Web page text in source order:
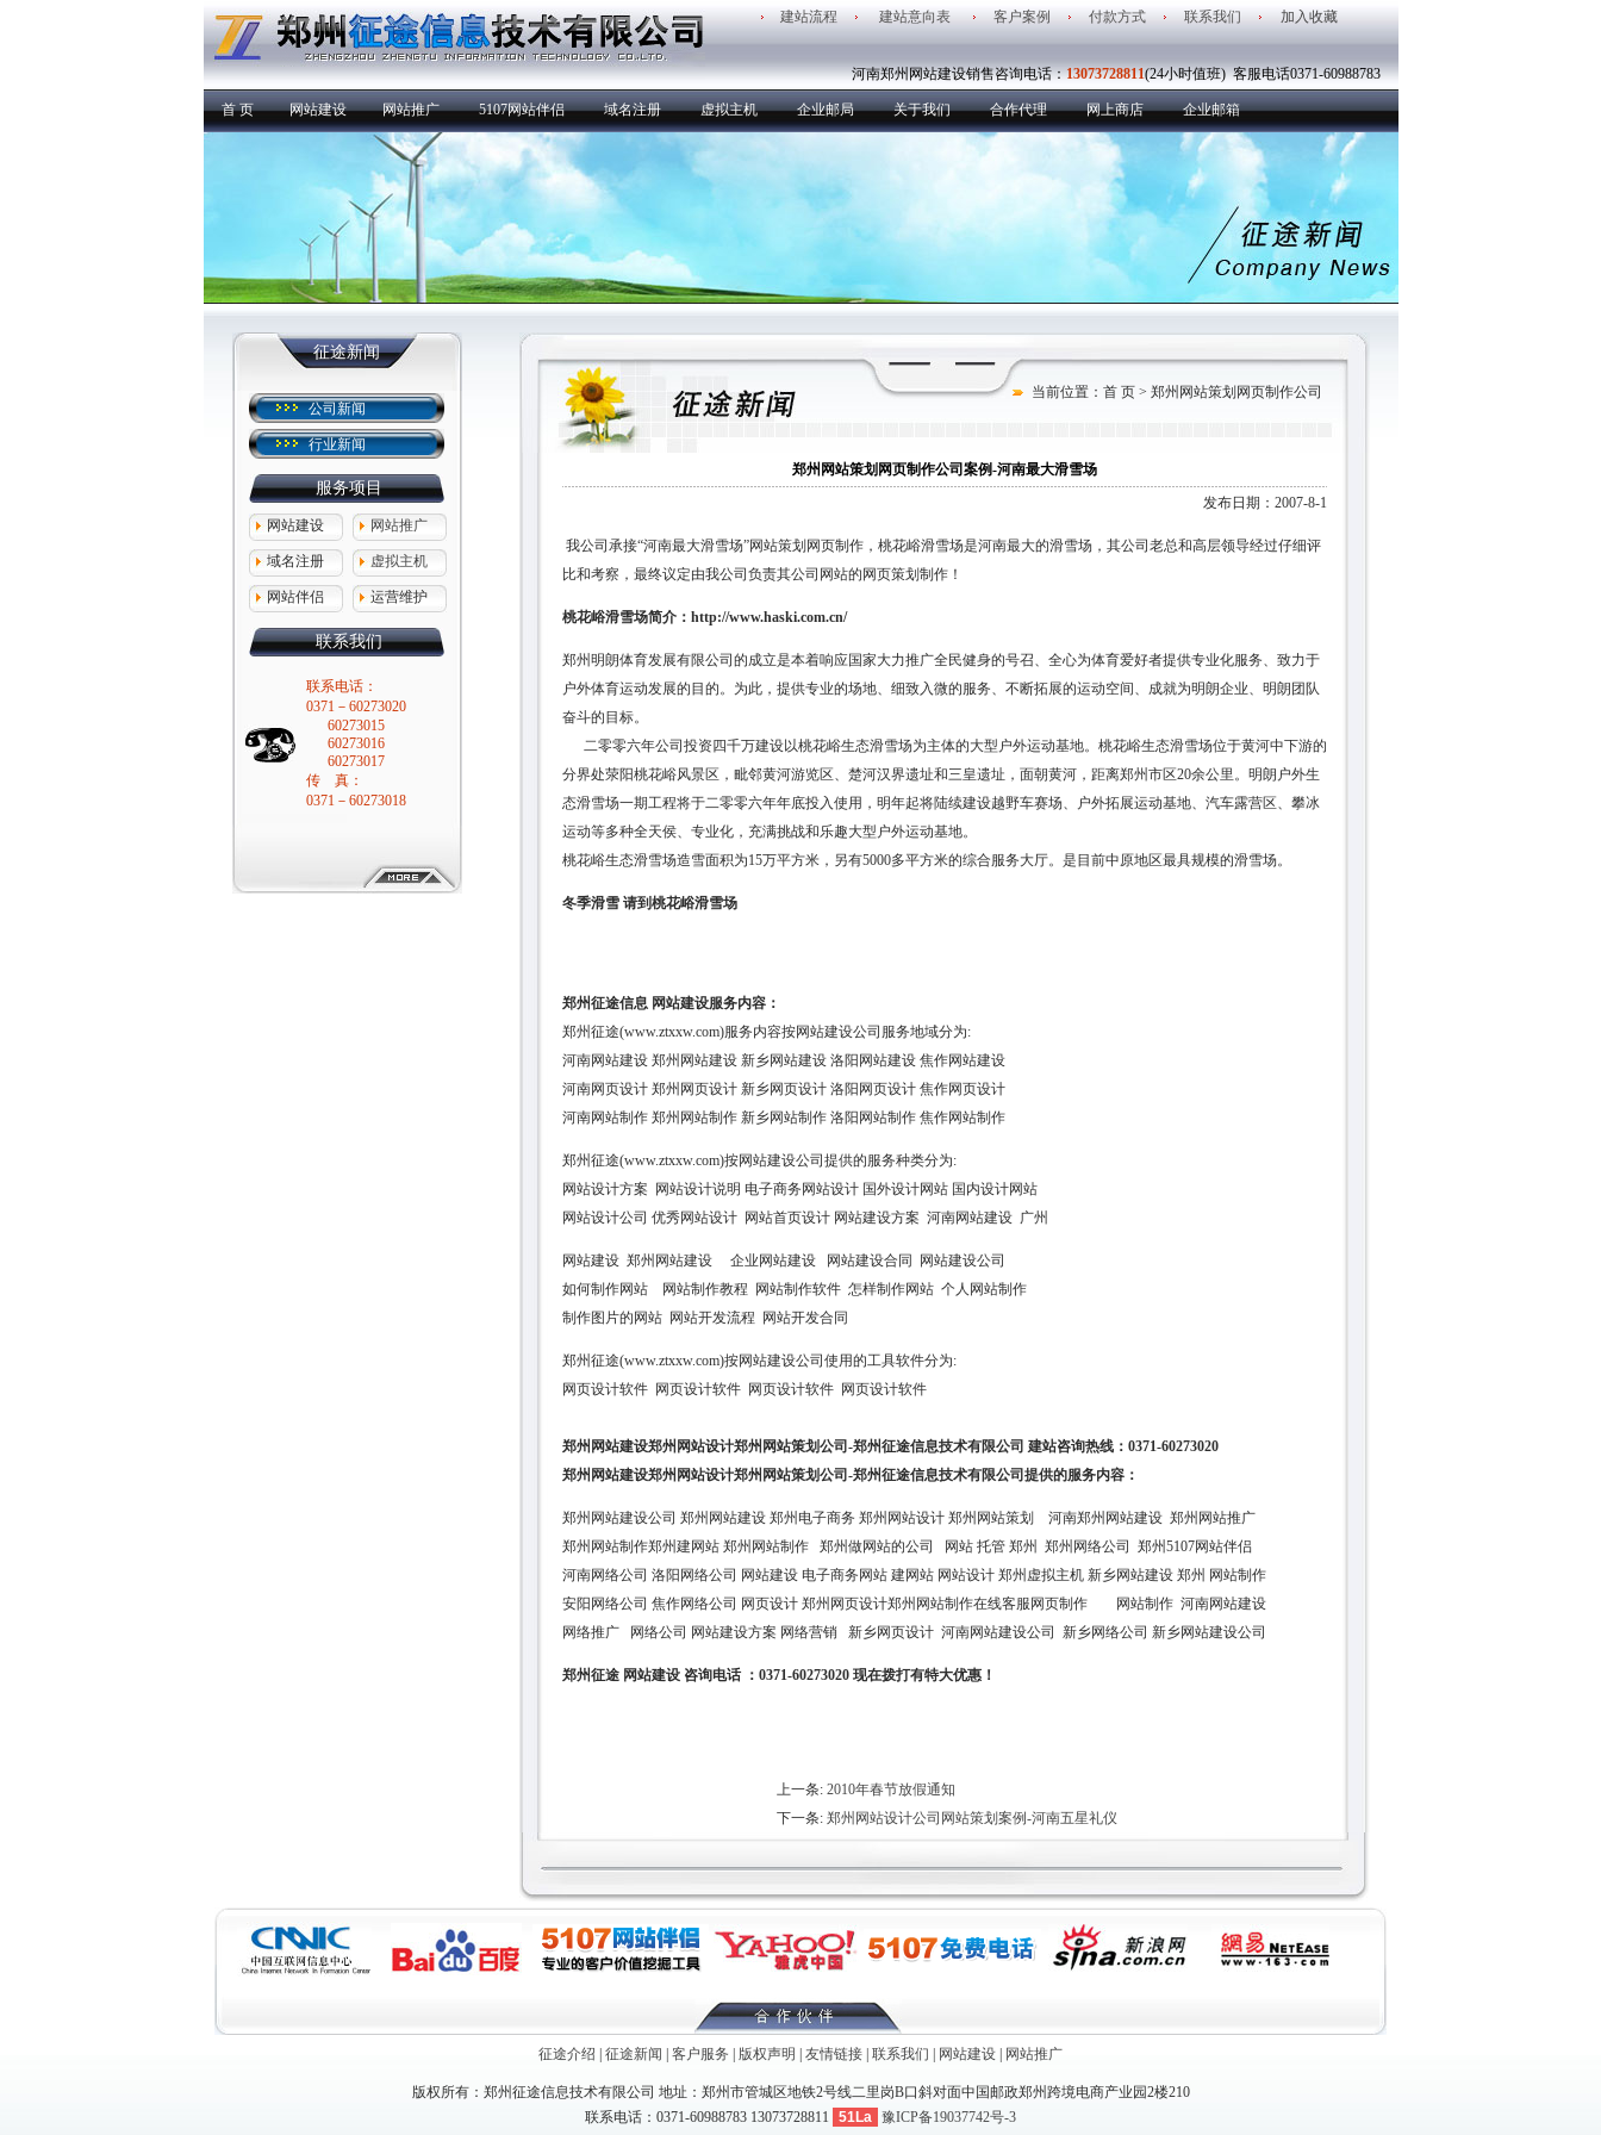
建站流程 建站意向表 客户案例 付款方式 联系我们 加入收藏
河南郑州网站建设销售咨询电话：13073728811(24小时值班) 客服电话0371-60988783
首 页 网站建设 网站推广 5107网站伴侣 域名注册 虚拟主机 企业邮局 关于我们 合作代理 网上商店 企业邮箱
征途新闻
公司新闻
行业新闻
服务项目
网站建设 网站推广
域名注册 虚拟主机
网站伴侣 运营维护
联系我们
联系电话：
0371－60273020
60273015
60273016
60273017
传 真：
0371－60273018
当前位置： 首 页> 郑州网站策划网页制作公司
郑州网站策划网页制作公司案例-河南最大滑雪场
发布日期：2007-8-1
我公司承接“河南最大滑雪场”网站策划网页制作，桃花峪滑雪场是河南最大的滑雪场，其公司老总和高层领导经过仔细评
比和考察，最终议定由我公司负责其公司网站的网页策划制作！
桃花峪滑雪场简介： http://www.haski.com.cn/
郑州明朗体育发展有限公司的成立是本着响应国家大力推广全民健身的号召、全心为体育爱好者提供专业化服务、致力于
户外体育运动发展的目的。为此，提供专业的场地、细致入微的服务、不断拓展的运动空间、成就为明朗企业、明朗团队
奋斗的目标。
二零零六年公司投资四千万建设以桃花峪生态滑雪场为主体的大型户外运动基地。桃花峪生态滑雪场位于黄河中下游的
分界处荥阳桃花峪风景区，毗邻黄河游览区、楚河汉界遗址和三皇遗址，面朝黄河，距离郑州市区20余公里。明朗户外生
态滑雪场一期工程将于二零零六年年底投入使用，明年起将陆续建设越野车赛场、户外拓展运动基地、汽车露营区、攀冰
运动等多种全天侯、专业化，充满挑战和乐趣大型户外运动基地。
桃花峪生态滑雪场造雪面积为15万平方米，另有5000多平方米的综合服务大厅。是目前中原地区最具规模的滑雪场。
冬季滑雪 请到桃花峪滑雪场
郑州征途信息 网站建设服务内容：
郑州征途(www.ztxxw.com)服务内容按网站建设公司服务地域分为:
河南网站建设 郑州网站建设 新乡网站建设 洛阳网站建设 焦作网站建设
河南网页设计 郑州网页设计 新乡网页设计 洛阳网页设计 焦作网页设计
河南网站制作 郑州网站制作 新乡网站制作 洛阳网站制作 焦作网站制作
郑州征途(www.ztxxw.com)按网站建设公司提供的服务种类分为:
网站设计方案 网站设计说明 电子商务网站设计 国外设计网站 国内设计网站
网站设计公司 优秀网站设计 网站首页设计 网站建设方案 河南网站建设 广州
网站建设 郑州网站建设 企业网站建设 网站建设合同 网站建设公司
如何制作网站 网站制作教程 网站制作软件 怎样制作网站 个人网站制作
制作图片的网站 网站开发流程 网站开发合同
郑州征途(www.ztxxw.com)按网站建设公司使用的工具软件分为:
网页设计软件 网页设计软件 网页设计软件 网页设计软件
郑州网站建设郑州网站设计郑州网站策划公司-郑州征途信息技术有限公司 建站咨询热线：0371-60273020
郑州网站建设郑州网站设计郑州网站策划公司-郑州征途信息技术有限公司提供的服务内容：
郑州网站建设公司 郑州网站建设 郑州电子商务 郑州网站设计 郑州网站策划 河南郑州网站建设 郑州网站推广
郑州网站制作郑州建网站 郑州网站制作 郑州做网站的公司 网站 托管 郑州 郑州网络公司 郑州5107网站伴侣
河南网络公司 洛阳网络公司 网站建设 电子商务网站 建网站 网站设计 郑州虚拟主机 新乡网站建设 郑州 网站制作
安阳网络公司 焦作网络公司 网页设计 郑州网页设计郑州网站制作在线客服网页制作 网站制作 河南网站建设
网络推广 网络公司 网站建设方案 网络营销 新乡网页设计 河南网站建设公司 新乡网络公司 新乡网站建设公司
郑州征途 网站建设 咨询电话 ：0371-60273020 现在拨打有特大优惠！
上一条: 2010年春节放假通知
下一条: 郑州网站设计公司网站策划案例-河南五星礼仪
征途介绍 征途新闻 客户服务 版权声明 友情链接 联系我们 网站建设 网站推广
版权所有：郑州征途信息技术有限公司 地址：郑州市管城区地铁2号线二里岗B口斜对面中国邮政郑州跨境电商产业园2楼210
联系电话：0371-60988783 13073728811
51La 豫ICP备19037742号-3